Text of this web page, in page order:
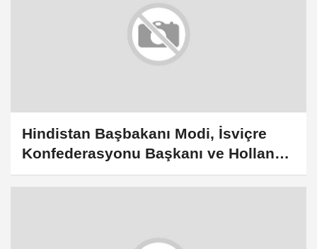
Hindistan Başbakanı Modi, İsviçre
Konfederasyonu Başkanı ve Hollanda
Başbakanı ile bir araya geldi